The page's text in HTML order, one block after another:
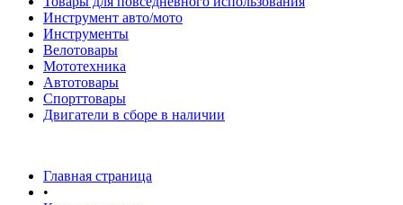
Инструмент авто/мото
Инструменты
Велотовары
Мототехника
Автотовары
Спорттовары
Двигатели в сборе в наличии
Главная страница
•